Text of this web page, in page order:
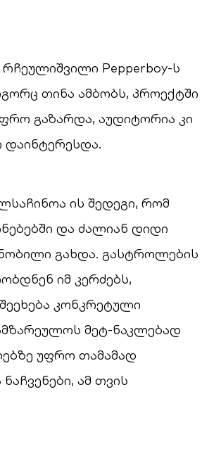
Pepperboy-ს
თინა ამბობს, პროექტში
გაზარდა, აუდიტორია კი
დაინტერესდა.
ის შედეგი, რომ
და ძალიან დიდი
გახდა. გასტროლების
იმ კერძებს,
კონკრეტული
მეტ-ნაკლებად
უფრო თამამად
ამ თვის